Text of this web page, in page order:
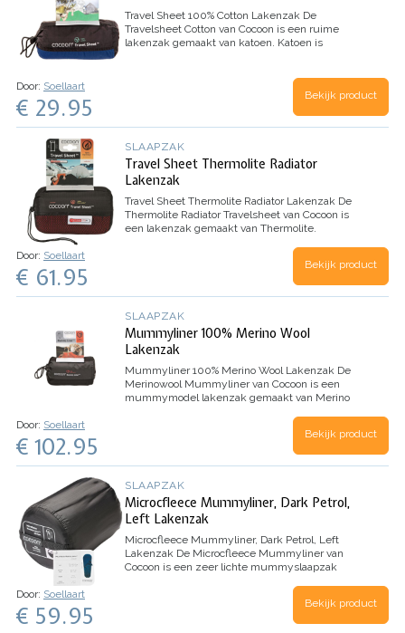
Travel Sheet 100% Cotton Lakenzak De
Travelsheet Cotton van Cocoon is een ruime
lakenzak gemaakt van katoen. Katoen is
Door: Soellaart
€ 29.95 Bekijk product
SLAAPZAK
Travel Sheet Thermolite Radiator
Lakenzak
Travel Sheet Thermolite Radiator Lakenzak De
Thermolite Radiator Travelsheet van Cocoon is
een lakenzak gemaakt van Thermolite.
laag eigen gewicht, zelfs wanneer het nat is. De
Door: Soellaart
€ 61.95 Bekijk product
SLAAPZAK
Mummyliner 100% Merino Wool
Lakenzak
Mummyliner 100% Merino Wool Lakenzak De
Merinowool Mummyliner van Cocoon is een
mummymodel lakenzak gemaakt van Merino
jeukende, hoogwaardige wol. De Cocoon
Door: Soellaart
€ 102.95 Bekijk product
SLAAPZAK
Microcfleece Mummyliner, Dark Petrol,
Left Lakenzak
Microcfleece Mummyliner, Dark Petrol, Left
Lakenzak De Microcfleece Mummyliner van
Cocoon is een zeer lichte mummyslaapzak
werkt vuilafstotend, waardoor je lakenzak langer
Door: Soellaart
€ 59.95 Bekijk product